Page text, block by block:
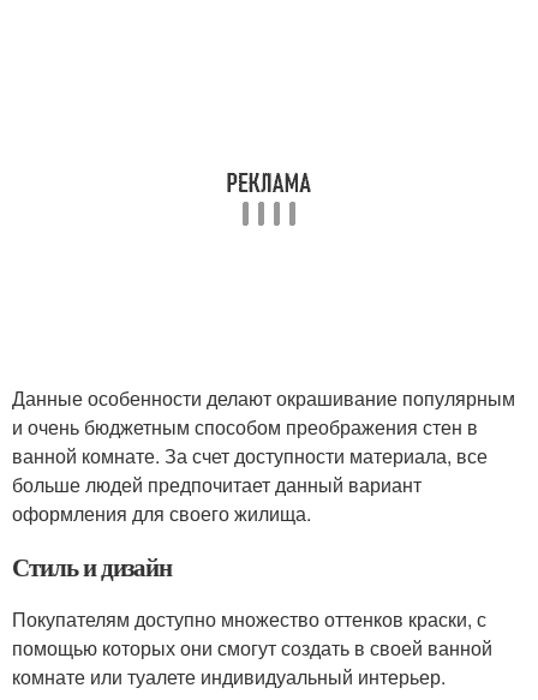
Данные особенности делают окрашивание популярным
и очень бюджетным способом преображения стен в
ванной комнате. За счет доступности материала, все
больше людей предпочитает данный вариант
оформления для своего жилища.
Стиль и дизайн
Покупателям доступно множество оттенков краски, с
помощью которых они смогут создать в своей ванной
комнате или туалете индивидуальный интерьер.